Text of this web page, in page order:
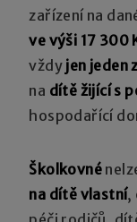
zařízení na
ve výši 17 300
vždy jen jeden
na dítě žijící s
hospodařící
Školkovné
na dítě vlastní,